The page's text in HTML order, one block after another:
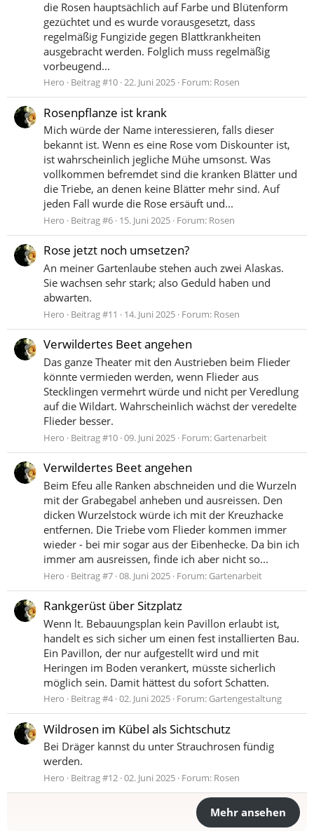
die Rosen hauptsächlich auf Farbe und Blütenform
gezüchtet und es wurde vorausgesetzt, dass
regelmäßig Fungizide gegen Blattkrankheiten
ausgebracht werden. Folglich muss regelmäßig
vorbeugend...
Hero Beitrag #10 22. Juni 2025 Forum: Rosen
Rosenpflanze ist krank
Mich würde der Name interessieren, falls dieser
bekannt ist. Wenn es eine Rose vom Diskounter ist,
ist wahrscheinlich jegliche Mühe umsonst. Was
vollkommen befremdet sind die kranken Blätter und
die Triebe, an denen keine Blätter mehr sind. Auf
jeden Fall wurde die Rose ersäuft und...
Hero Beitrag #6 15. Juni 2025 Forum: Rosen
Rose jetzt noch umsetzen?
An meiner Gartenlaube stehen auch zwei Alaskas.
Sie wachsen sehr stark; also Geduld haben und
abwarten.
Hero Beitrag #11 14. Juni 2025 Forum: Rosen
Verwildertes Beet angehen
Das ganze Theater mit den Austrieben beim Flieder
könnte vermieden werden, wenn Flieder aus
Stecklingen vermehrt würde und nicht per Veredlung
auf die Wildart. Wahrscheinlich wächst der veredelte
Flieder besser.
Hero Beitrag #10 09. Juni 2025 Forum: Gartenarbeit
Verwildertes Beet angehen
Beim Efeu alle Ranken abschneiden und die Wurzeln
mit der Grabegabel anheben und ausreissen. Den
dicken Wurzelstock würde ich mit der Kreuzhacke
entfernen. Die Triebe vom Flieder kommen immer
wieder - bei mir sogar aus der Eibenhecke. Da bin ich
immer am ausreissen, finde ich aber nicht so...
Hero Beitrag #7 08. Juni 2025 Forum: Gartenarbeit
Rankgerüst über Sitzplatz
Wenn lt. Bebauungsplan kein Pavillon erlaubt ist,
handelt es sich sicher um einen fest installierten Bau.
Ein Pavillon, der nur aufgestellt wird und mit
Heringen im Boden verankert, müsste sicherlich
möglich sein. Damit hättest du sofort Schatten.
Hero Beitrag #4 02. Juni 2025 Forum: Gartengestaltung
Wildrosen im Kübel als Sichtschutz
Bei Dräger kannst du unter Strauchrosen fündig
werden.
Hero Beitrag #12 02. Juni 2025 Forum: Rosen
Mehr ansehen